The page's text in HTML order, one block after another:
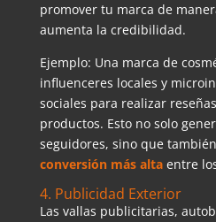
promover tu marca de
aumenta la credibilidad.
Ejemplo: Una marca de
influenceres locales y
sociales para realizar
productos. Esto no solo
seguidores, sino que
conversión más altaentre
4. Publicidad Exterior
Las vallas publicitarias,